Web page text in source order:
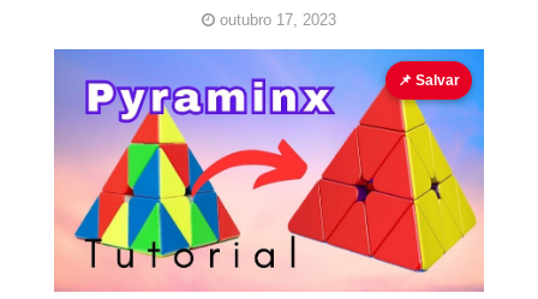
outubro 17, 2023
Pyraminx
Pinturas
do
AUwe
📌 Salvar